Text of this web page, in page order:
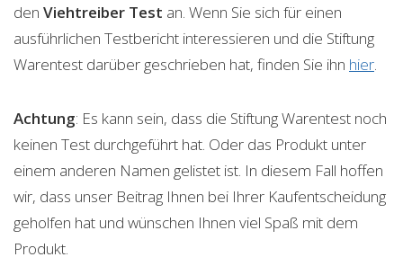
den Viehtreiber Test an. Wenn Sie sich für einen
ausführlichen Testbericht interessieren und die Stiftung
Warentest darüber geschrieben hat, finden Sie ihn hier
Achtung: Es kann sein, dass die Stiftung Warentest noch
keinen Test durchgeführt hat. Oder das Produkt unter
einem anderen Namen gelistet ist. In diesem Fall hoffen
wir, dass unser Beitrag Ihnen bei Ihrer Kaufentscheidung
geholfen hat und wünschen Ihnen viel Spaß mit dem
Produkt.